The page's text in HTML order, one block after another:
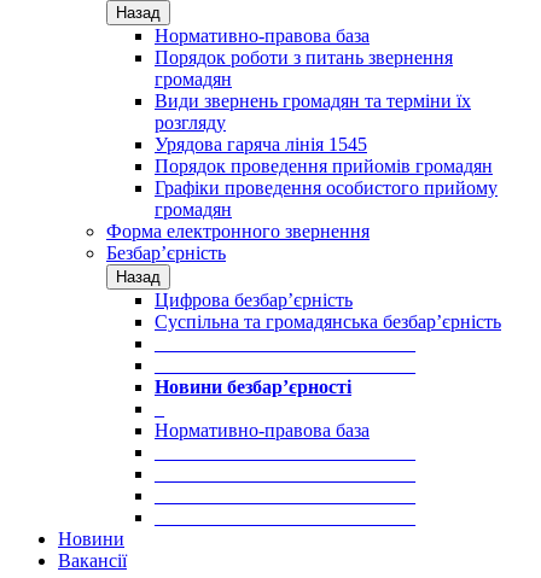
Назад
Нормативно-правова база
Порядок роботи з питань звернення
громадян
Види звернень громадян та терміни їх
розгляду
Урядова гаряча лінія 1545
Порядок проведення прийомів громадян
Графіки проведення особистого прийому
громадян
Форма електронного звернення
Безбар’єрність
Назад
Цифрова безбар’єрність
Суспільна та громадянська безбар’єрність
Новини безбар’єрності
Нормативно-правова база
Новини
Вакансії